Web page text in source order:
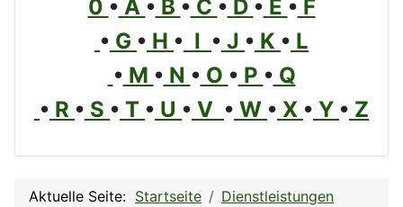
0 • A • B • C • D • E • F
• G • H • I • J • K • L
• M • N • O • P • Q
• R • S • T • U • V • W • X • Y • Z
Aktuelle Seite: Startseite
Dienstleistungen